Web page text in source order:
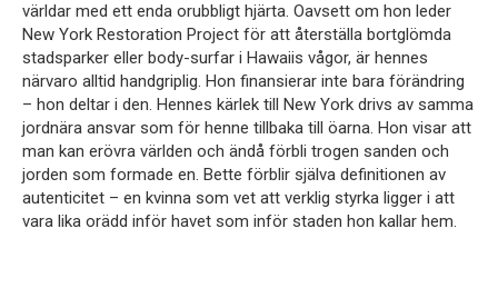
världar med ett enda orubbligt hjärta. Oavsett om hon leder
New York Restoration Project för att återställa bortglömda
stadsparker eller body-surfar i Hawaiis vågor, är hennes
närvaro alltid handgriplig. Hon finansierar inte bara förändring
– hon deltar i den. Hennes kärlek till New York drivs av samma
jordnära ansvar som för henne tillbaka till öarna. Hon visar att
man kan erövra världen och ändå förbli trogen sanden och
jorden som formade en. Bette förblir själva definitionen av
autenticitet – en kvinna som vet att verklig styrka ligger i att
vara lika orädd inför havet som inför staden hon kallar hem.